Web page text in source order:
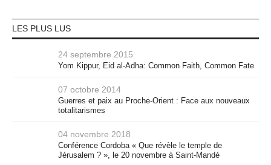
LES PLUS LUS
24 septembre 2015
Yom Kippur, Eid al-Adha: Common Faith, Common Fate
07 octobre 2014
Guerres et paix au Proche-Orient : Face aux nouveaux
totalitarismes
04 novembre 2018
Conférence Cordoba « Que révèle le temple de
Jérusalem ? », le 20 novembre à Saint-Mandé